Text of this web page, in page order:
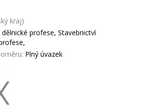
kraj)
profese, Stavebnictví
Plný úvazek